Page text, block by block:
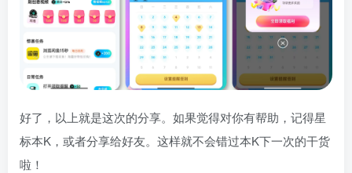
好了，以上就是这次的分享。如果觉得对你有帮助，记得星
标本K，或者分享给好友。这样就不会错过本K下一次的干货
啦！